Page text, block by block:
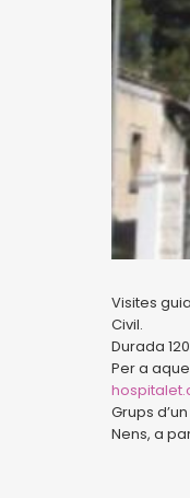
Visites
Civil.
Durada
Per a
Grups
Nens, a